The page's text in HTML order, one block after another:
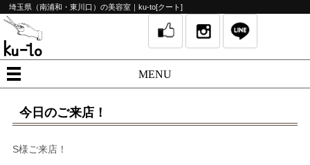
埼玉県（南浦和・東川口）の美容室｜ku-to[クート]
MENU
今日のご来店！
S様ご来店！